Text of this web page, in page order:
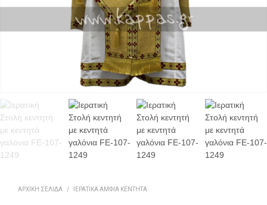
ΑΡΧΙΚΉ ΣΕΛΊΔΑ / ΙΕΡΑΤΙΚΆ ΆΜΦΙΑ ΚΕΝΤΗΤΆ